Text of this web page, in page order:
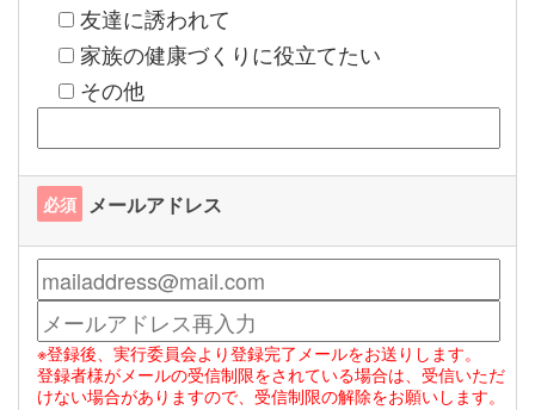
友達に誘われて
家族の健康づくりに役立てたい
その他
必須 メールアドレス
※登録後、実行委員会より登録完了メールをお送りします。
登録者様がメールの受信制限をされている場合は、受信いただ
けない場合がありますので、受信制限の解除をお願いします。